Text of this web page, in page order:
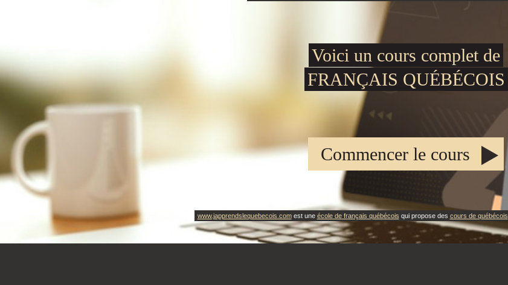
Voici un cours complet de
FRANÇAIS QUÉBÉCOIS
Commencer le cours
www.japprendslequebecois.comest une école de français québécois qui propose des cours de québécois